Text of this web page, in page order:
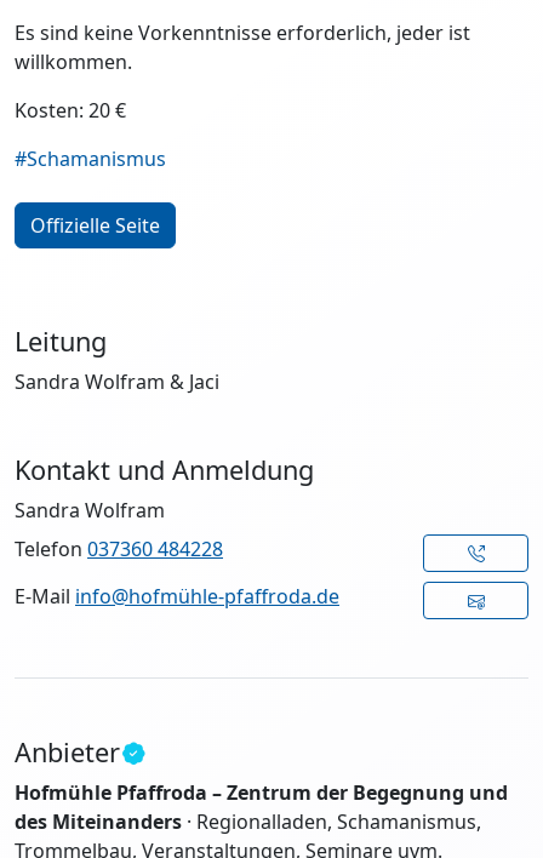
Es sind keine Vorkenntnisse erforderlich, jeder ist
willkommen.
Kosten: 20 €
#Schamanismus
Offizielle Seite
Leitung
Sandra Wolfram & Jaci
Kontakt und Anmeldung
Sandra Wolfram
Telefon 037360 484228
E-Mail info@hofmühle-pfaffroda.de
Anbieter
Hofmühle Pfaffroda – Zentrum der Begegnung und
des Miteinanders · Regionalladen, Schamanismus,
Trommelbau, Veranstaltungen, Seminare uvm.